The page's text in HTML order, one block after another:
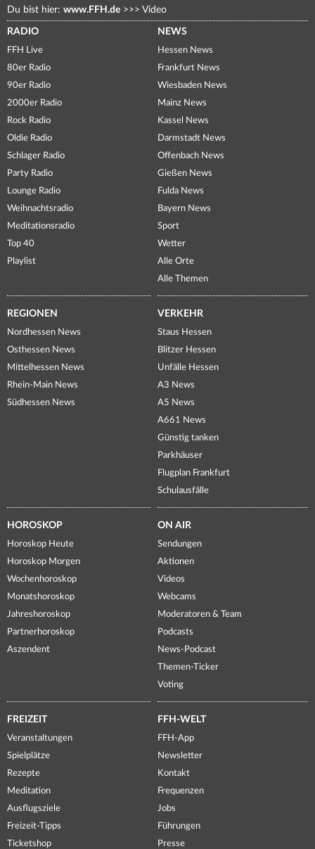
Du bist hier: www.FFH.de >>> Video
RADIO
FFH Live
80er Radio
90er Radio
2000er Radio
Rock Radio
Oldie Radio
Schlager Radio
Party Radio
Lounge Radio
Weihnachtsradio
Meditationsradio
Top 40
Playlist
NEWS
Hessen News
Frankfurt News
Wiesbaden News
Mainz News
Kassel News
Darmstadt News
Offenbach News
Gießen News
Fulda News
Bayern News
Sport
Wetter
Alle Orte
Alle Themen
REGIONEN
Nordhessen News
Osthessen News
Mittelhessen News
Rhein-Main News
Südhessen News
VERKEHR
Staus Hessen
Blitzer Hessen
Unfälle Hessen
A3 News
A5 News
A661 News
Günstig tanken
Parkhäuser
Flugplan Frankfurt
Schulausfälle
HOROSKOP
Horoskop Heute
Horoskop Morgen
Wochenhoroskop
Monatshoroskop
Jahreshoroskop
Partnerhoroskop
Aszendent
ON AIR
Sendungen
Aktionen
Videos
Webcams
Moderatoren & Team
Podcasts
News-Podcast
Themen-Ticker
Voting
FREIZEIT
Veranstaltungen
Spielplätze
Rezepte
Meditation
Ausflugsziele
Freizeit-Tipps
Ticketshop
FFH-WELT
FFH-App
Newsletter
Kontakt
Frequenzen
Jobs
Führungen
Presse